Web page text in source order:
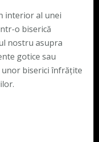
interior al unei
o biserică
nostru asupra
gotice sau
unor biserici înfrățite